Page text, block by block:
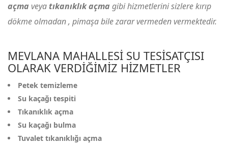
açma veyatıkanıklık açma gibi hizmetlerini sizlere kırıp
dökme olmadan , pimaşa bile zarar vermeden vermektedir.
MEVLANA MAHALLESI SU TESISATÇISI
OLARAK VERDIĞIMIZ HIZMETLER
Petek temizleme
Su kaçağı tespiti
Tıkanıklık açma
Su kaçağı bulma
Tuvalet tıkanıklığı açma